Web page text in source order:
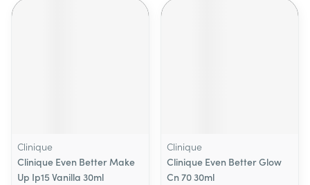
Clinique
Clinique Even Better Make
Up Ip15 Vanilla 30ml
Clinique
Clinique Even Better Glow
Cn 70 30ml